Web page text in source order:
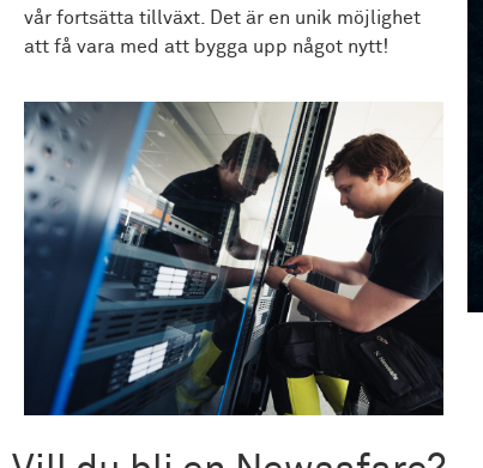
vår fortsätta tillväxt. Det är en unik möjlighet
att få vara med att bygga upp något nytt!